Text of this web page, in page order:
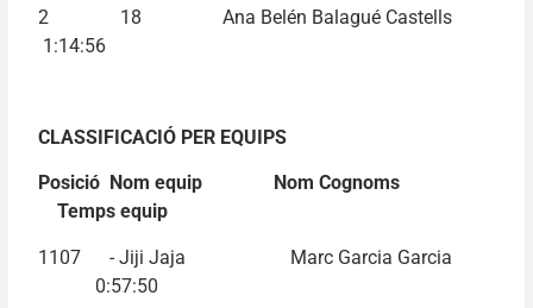
2 18 Ana Belén Balagué Castells
1:14:56
CLASSIFICACIÓ PER EQUIPS
Posició Nom equip Nom Cognoms
Temps equip
1107 - Jiji Jaja Marc Garcia Garcia
0:57:50